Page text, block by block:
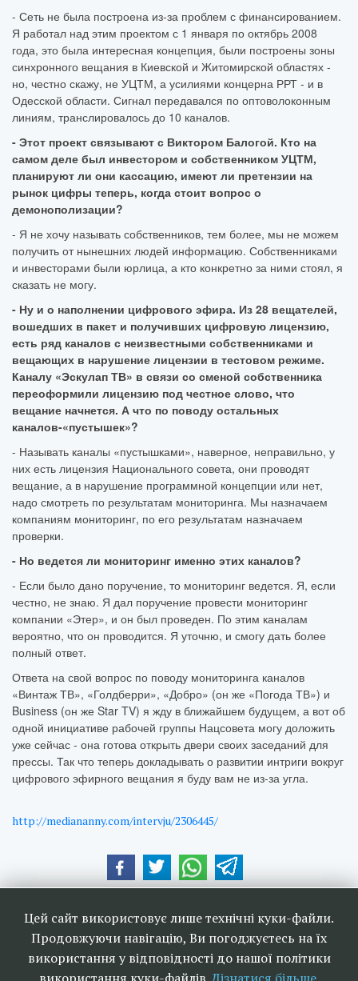
- Сеть не была построена из-за проблем с финансированием.
Я работал над этим проектом с 1 января по октябрь 2008
года, это была интересная концепция, были построены зоны
синхронного вещания в Киевской и Житомирской областях -
но, честно скажу, не УЦТМ, а усилиями концерна РРТ - и в
Одесской области. Сигнал передавался по оптоволоконным
линиям, транслировалось до 10 каналов.
- Этот проект связывают с Виктором Балогой. Кто на
самом деле был инвестором и собственником УЦТМ,
планируют ли они кассацию, имеют ли претензии на
рынок цифры теперь, когда стоит вопрос о
демонополизации?
- Я не хочу называть собственников, тем более, мы не можем
получить от нынешних людей информацию. Собственниками
и инвесторами были юрлица, а кто конкретно за ними стоял, я
сказать не могу.
- Ну и о наполнении цифрового эфира. Из 28 вещателей,
вошедших в пакет и получивших цифровую лицензию,
есть ряд каналов с неизвестными собственниками и
вещающих в нарушение лицензии в тестовом режиме.
Каналу «Эскулап ТВ» в связи со сменой собственника
переоформили лицензию под честное слово, что
вещание начнется. А что по поводу остальных
каналов-«пустышек»?
- Называть каналы «пустышками», наверное, неправильно, у
них есть лицензия Национального совета, они проводят
вещание, а в нарушение программной концепции или нет,
надо смотреть по результатам мониторинга. Мы назначаем
компаниям мониторинг, по его результатам назначаем
проверки.
- Но ведется ли мониторинг именно этих каналов?
- Если было дано поручение, то мониторинг ведется. Я, если
честно, не знаю. Я дал поручение провести мониторинг
компании «Этер», и он был проведен. По этим каналам
вероятно, что он проводится. Я уточню, и смогу дать более
полный ответ.
Ответа на свой вопрос по поводу мониторинга каналов
«Винтаж ТВ», «Голдберри», «Добро» (он же «Погода ТВ») и
Business (он же Star TV) я жду в ближайшем будущем, а вот об
одной инициативе рабочей группы Нацсовета могу доложить
уже сейчас - она готова открыть двери своих заседаний для
прессы. Так что теперь докладывать о развитии интриги вокруг
цифрового эфирного вещания я буду вам не из-за угла.
http://mediananny.com/intervju/2306445/
Цей сайт використовує лише технічні куки-файли.
Продовжуючи навігацію, Ви погоджуєтесь на їх
використання у відповідності до нашої політики